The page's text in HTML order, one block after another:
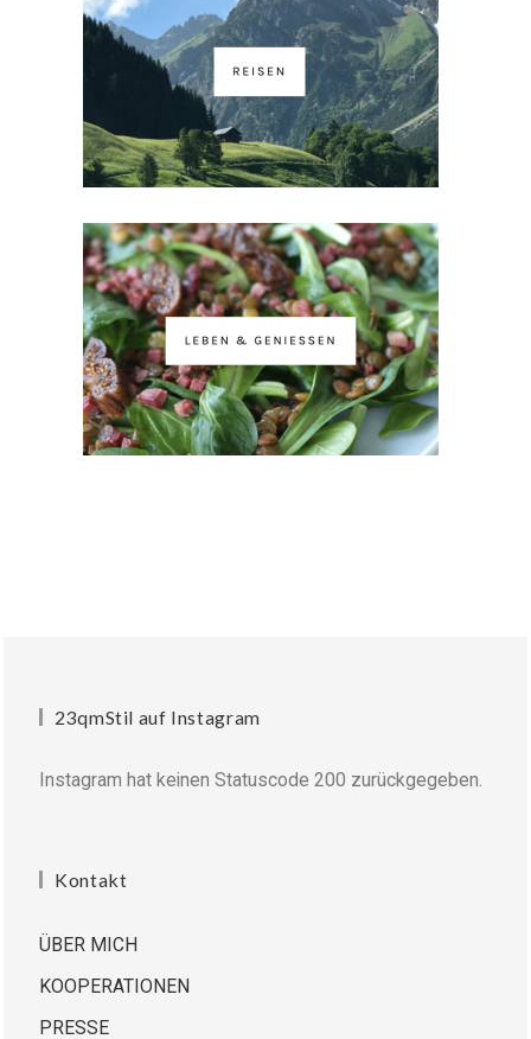
23qmStil auf Instagram
Instagram hat keinen Statuscode 200 zurückgegeben.
Kontakt
ÜBER MICH
KOOPERATIONEN
PRESSE